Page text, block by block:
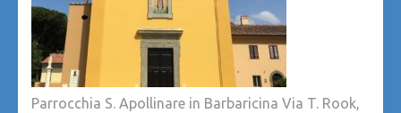
Parrocchia S. Apollinare in Barbaricina Via T. Rook,